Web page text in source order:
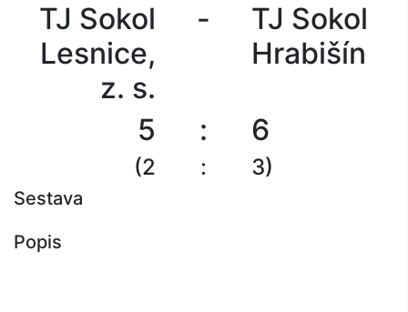
TJ Sokol
Lesnice,
z. s.
-
TJ Sokol
Hrabišín
5 : 6
(2 : 3)
Sestava
Popis